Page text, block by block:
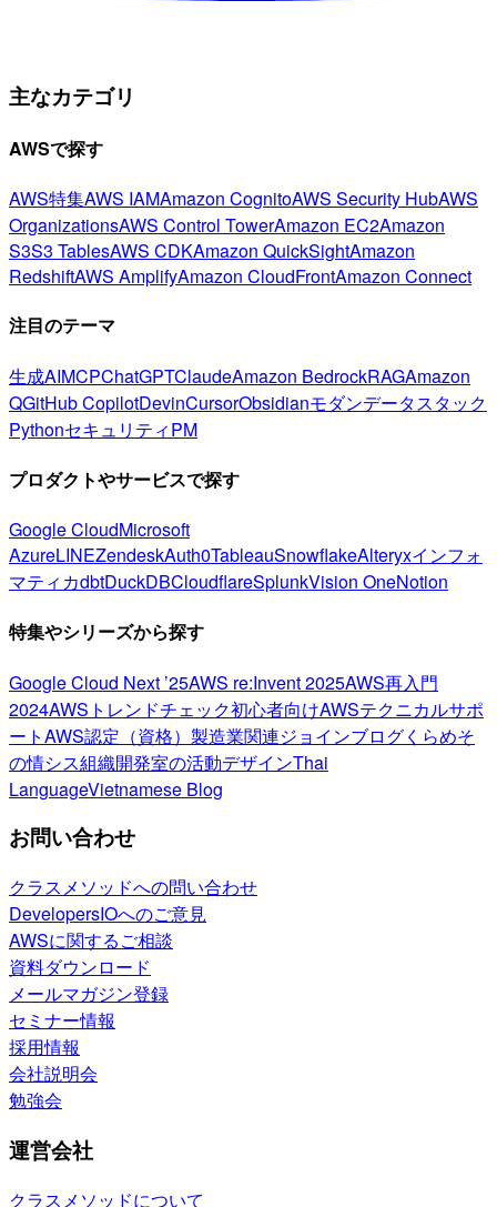
主なカテゴリ
AWSで探す
AWS特集AWS IAMAmazon CognitoAWS Security HubAWS
OrganizationsAWS Control TowerAmazon EC2Amazon
S3S3 TablesAWS CDKAmazon QuickSightAmazon
RedshiftAWS AmplifyAmazon CloudFrontAmazon Connect
注目のテーマ
生成AIMCPChatGPTClaudeAmazon BedrockRAGAmazon
QGitHub CopilotDevinCursorObsidianモダンデータスタック
PythonセキュリティPM
プロダクトやサービスで探す
Google CloudMicrosoft
AzureLINEZendeskAuth0TableauSnowflakeAlteryxインフォ
マティカdbtDuckDBCloudflareSplunkVision OneNotion
特集やシリーズから探す
Google Cloud Next ’25AWS re:Invent 2025AWS再入門
2024AWSトレンドチェック初心者向けAWSテクニカルサポ
ートAWS認定（資格） 製造業関連ジョインブログくらめそ
の情シス組織開発室の活動デザインThai
LanguageVietnamese Blog
お問い合わせ
クラスメソッドへの問い合わせ
DevelopersIOへのご意見
AWSに関するご相談
資料ダウンロード
メールマガジン登録
セミナー情報
採用情報
会社説明会
勉強会
運営会社
クラスメソッドについて